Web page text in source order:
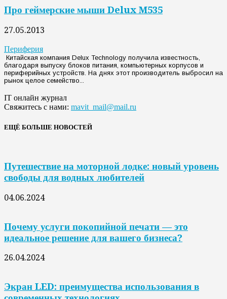
Про геймерские мыши Delux M535
27.05.2013
Периферия
Китайская компания Delux Technology получила известность,
благодаря выпуску блоков питания, компьютерных корпусов и
периферийных устройств. На днях этот производитель выбросил на
рынок целое семейство...
IT онлайн журнал
Свяжитесь с нами: mavit_mail@mail.ru
ЕЩЁ БОЛЬШЕ НОВОСТЕЙ
Путешествие на моторной лодке: новый уровень
свободы для водных любителей
04.06.2024
Почему услуги покопийной печати — это
идеальное решение для вашего бизнеса?
26.04.2024
Экран LED: преимущества использования в